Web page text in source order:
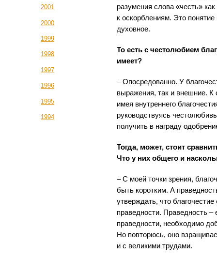
2001
2000
1999
1998
1997
1996
1995
1994
разумения слова «честь»
к оскорблениям. Это
духовное.
То есть с честолюбием
имеет?
– Опосредованно. У
выражения, так и внешние.
имея внутреннего
руководствуясь
получить в награду
Тогда, может, стоит
Что у них общего и
– С моей точки зрения,
быть коротким. А
утверждать, что
праведности. Праведность –
праведности, необходимо
Но повторюсь, оно
и с великими трудами.